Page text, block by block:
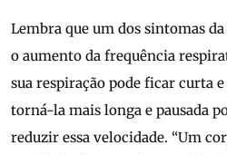
Lembra que um dos sintomas
o aumento da frequência
sua respiração pode ficar curta
torná-la mais longa e pausada
reduzir essa velocidade. “Um